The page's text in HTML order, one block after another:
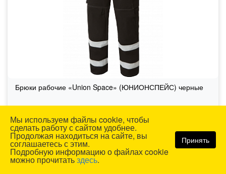
Брюки рабочие «Union Space» (ЮНИОНСПЕЙС) черные
Оптом:5 667 р.
В розницу:7 199 р.
КУПИТЬ В 1 КЛИК В КОРЗИНУ
Мы используем файлы cookie, чтобы
сделать работу с сайтом удобнее.
Продолжая находиться на сайте, вы
соглашаетесь с этим.
Подробную информацию о файлах cookie
можно прочитатьздесь.
Принять